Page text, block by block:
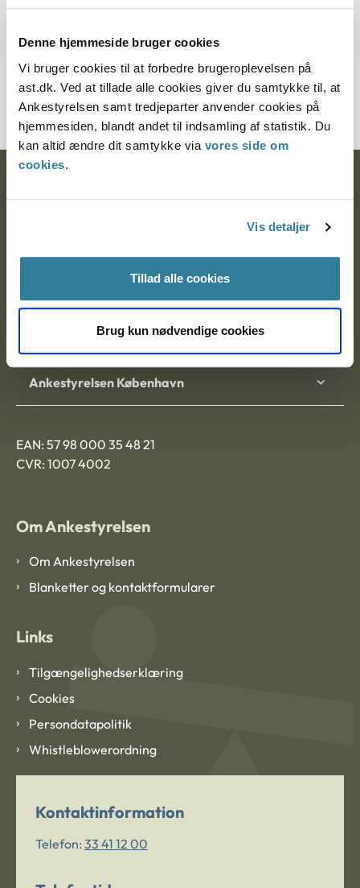
Denne hjemmeside bruger cookies
Vi bruger cookies til at forbedre brugeroplevelsen på
ast.dk. Ved at tillade alle cookies giver du samtykke til, at
Ankestyrelsen samt tredjeparter anvender cookies på
hjemmesiden, blandt andet til indsamling af statistik. Du
kan altid ændre dit samtykke via vores side om
cookies.
Vis detaljer
Tillad alle cookies
Brug kun nødvendige cookies
Principmeddelelser
Søg efter principmeddelelser
Nytorv 7, 2. sal
Ankestyrelsen Aalborg
Ankestyrelsen København
EAN: 57 98 000 35 48 21
CVR: 1007 4002
Om Ankestyrelsen
Om Ankestyrelsen
Blanketter og kontaktformularer
Links
Tilgængelighedserklæring
Cookies
Persondatapolitik
Whistleblowerordning
Kontaktinformation
Telefon: 33 41 12 00